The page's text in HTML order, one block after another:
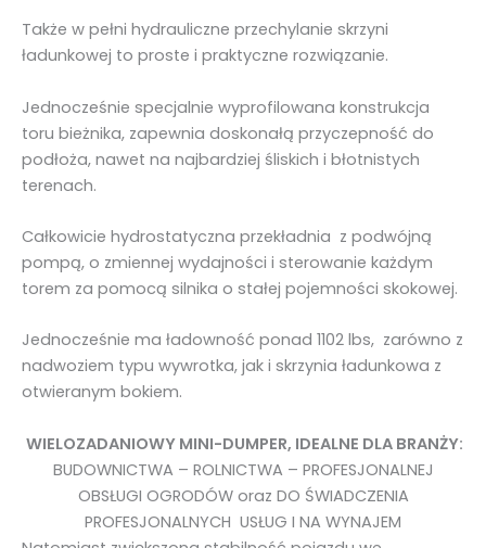
Także w pełni hydrauliczne przechylanie skrzyni
ładunkowej to proste i praktyczne rozwiązanie.
Jednocześnie specjalnie wyprofilowana konstrukcja
toru bieżnika, zapewnia doskonałą przyczepność do
podłoża, nawet na najbardziej śliskich i błotnistych
terenach.
Całkowicie hydrostatyczna przekładnia z podwójną
pompą, o zmiennej wydajności i sterowanie każdym
torem za pomocą silnika o stałej pojemności skokowej.
Jednocześnie ma ładowność ponad 1102 lbs, zarówno z
nadwoziem typu wywrotka, jak i skrzynia ładunkowa z
otwieranym bokiem.
WIELOZADANIOWY MINI-DUMPER, IDEALNE DLA BRANŻY:
BUDOWNICTWA – ROLNICTWA – PROFESJONALNEJ
OBSŁUGI OGRODÓW oraz DO ŚWIADCZENIA
PROFESJONALNYCH USŁUG I NA WYNAJEM